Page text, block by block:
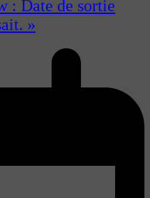
: Date de sortie
»